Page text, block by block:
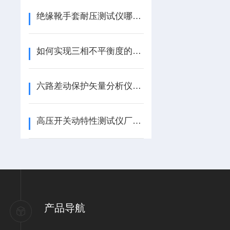
绝缘靴手套耐压测试仪哪个牌子好：武汉特高压的精准测试与流程保障
如何实现三相不平衡度的精准监测？
六路差动保护矢量分析仪哪个牌子好：为何武汉特高压的产品广受行业认可？
高压开关动特性测试仪厂家排名：测试仪的技术路径与市场选择
产品导航